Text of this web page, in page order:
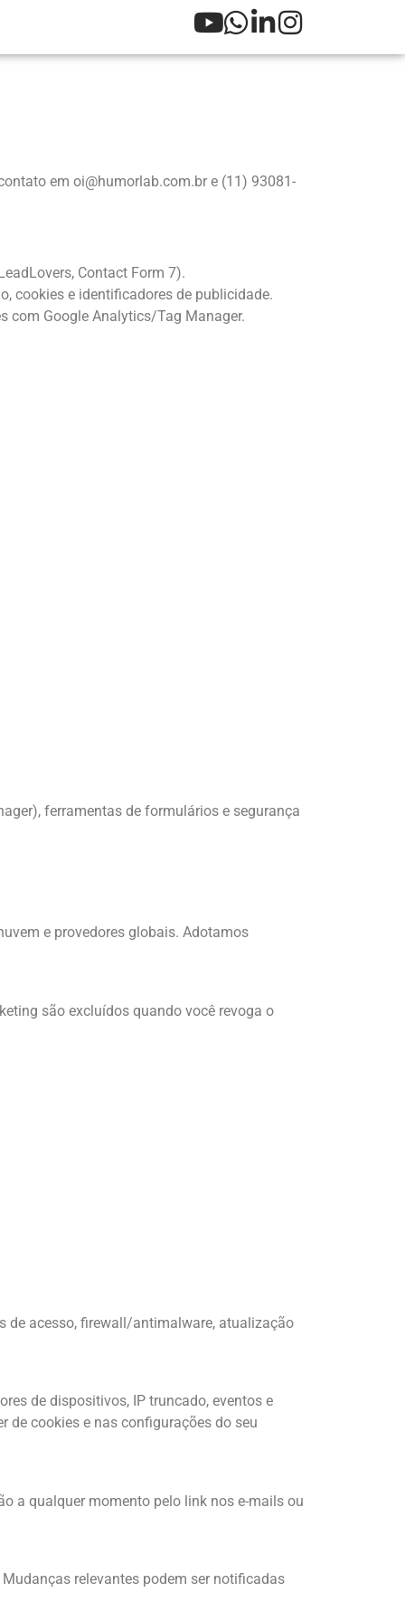
em oi@humorlab.com.br e (11) 93081-
Contact Form 7).
cookies e identificadores de publicidade.
com Google Analytics/Tag Manager.
ferramentas de formulários e segurança
e provedores globais. Adotamos
são excluídos quando você revoga o
de acesso, firewall/antimalware, atualização
de dispositivos, IP truncado, eventos e
de cookies e nas configurações do seu
a qualquer momento pelo link nos e-mails ou
relevantes podem ser notificadas